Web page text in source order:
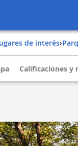
Lugares de interés›
Calificaciones y